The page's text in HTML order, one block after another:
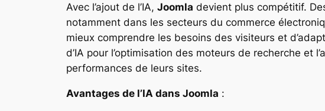
Avec l’ajout de l’IA, Joomla devient plus compétitif.
notamment dans les secteurs du commerce
mieux comprendre les besoins des visiteurs et
d’IA pour l’optimisation des moteurs de recherche et
performances de leurs sites.
Avantages de l’IA dans Joomla :